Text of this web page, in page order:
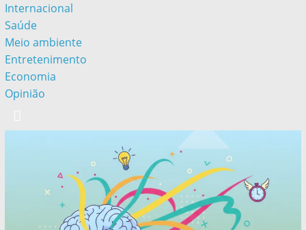
Internacional
Saúde
Meio ambiente
Entretenimento
Economia
Opinião